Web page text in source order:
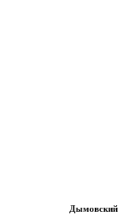
Дымовский